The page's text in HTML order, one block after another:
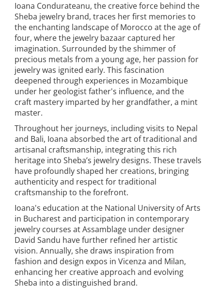
Ioana Condurateanu, the creative force behind the
Sheba jewelry brand, traces her first memories to
the enchanting landscape of Morocco at the age of
four, where the jewelry bazaar captured her
imagination. Surrounded by the shimmer of
precious metals from a young age, her passion for
jewelry was ignited early. This fascination
deepened through experiences in Mozambique
under her geologist father's influence, and the
craft mastery imparted by her grandfather, a mint
master.
Throughout her journeys, including visits to Nepal
and Bali, Ioana absorbed the art of traditional and
artisanal craftsmanship, integrating this rich
heritage into Sheba’s jewelry designs. These travels
have profoundly shaped her creations, bringing
authenticity and respect for traditional
craftsmanship to the forefront.
Ioana's education at the National University of Arts
in Bucharest and participation in contemporary
jewelry courses at Assamblage under designer
David Sandu have further refined her artistic
vision. Annually, she draws inspiration from
fashion and design expos in Vicenza and Milan,
enhancing her creative approach and evolving
Sheba into a distinguished brand.